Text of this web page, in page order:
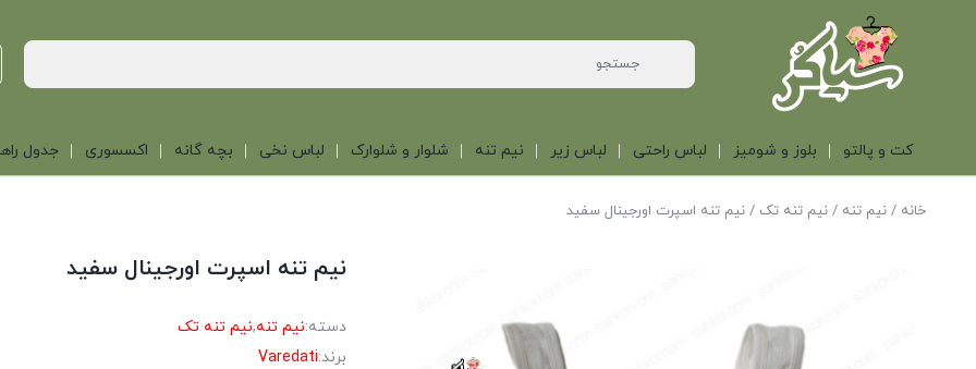
کت و پالتو بلوز و شومیز لباس راحتی لباس زیر نیم تنه شلوار و شلوارک لباس نخی بچه گانه اکسسوری جدول
خانه /نیم تنه /نیم تنه تک / نیم تنه اسپرت اورجینال سفید
نیم تنه اسپرت اورجینال سفید
دسته:نیم تنه,نیم تنه تک
برند:Varedati